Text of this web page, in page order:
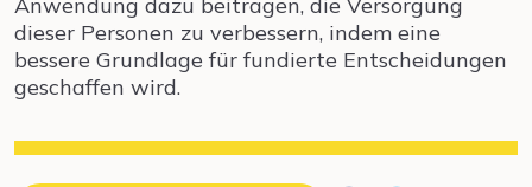
dieser Personen zu verbessern, indem eine
bessere Grundlage für fundierte Entscheidungen
geschaffen wird.